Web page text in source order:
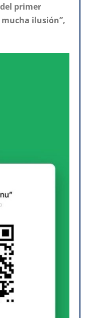
primer
mucha ilusión”,